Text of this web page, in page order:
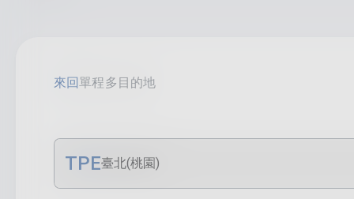
來回單程多目的地
TPE臺北(桃園)